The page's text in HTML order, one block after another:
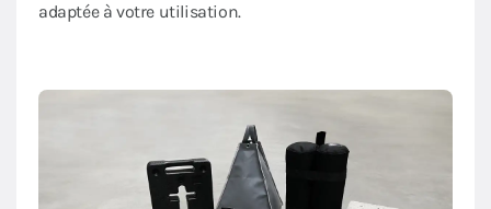
adaptée à votre utilisation.